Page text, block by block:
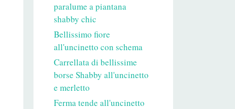
paralume a piantana
shabby chic
Bellissimo fiore
all'uncinetto con schema
Carrellata di bellissime
borse Shabby all'uncinetto
e merletto
Ferma tende all'uncinetto